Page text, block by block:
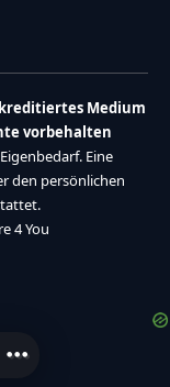
Medium
vorbehalten
Eine
den persönlichen
4 You